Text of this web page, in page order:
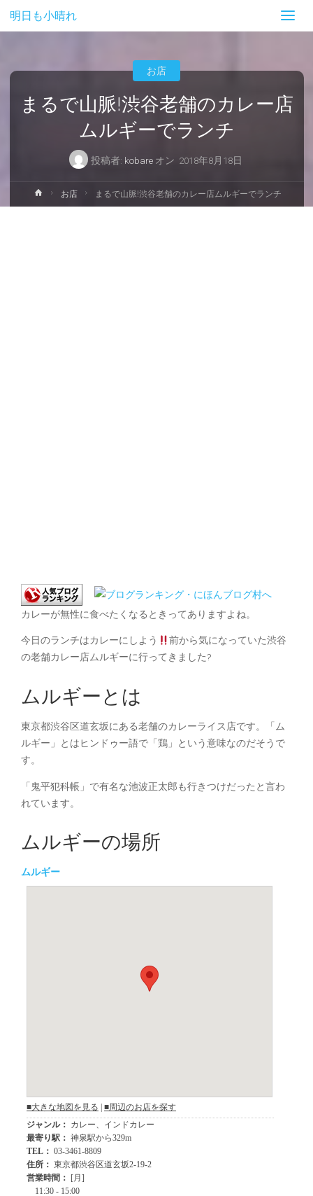
明日も小晴れ
まるで山脈!渋谷老舗のカレー店
ムルギーでランチ
投稿者: kobare オン 2018年8月18日
お店
ホ
ー
お店 まるで山脈!渋谷老舗のカレー店ムルギーでランチ
カレーが無性に食べたくなるときってありますよね。
今日のランチはカレーにしよう
前から気になっていた渋谷
の老舗カレー店ムルギーに行ってきました?
ムルギーとは
東京都渋谷区道玄坂にある老舗のカレーライス店です。「ム
ルギー」とはヒンドゥー語で「鶏」という意味なのだそうで
す。
「鬼平犯科帳」で有名な池波正太郎も行きつけだったと言わ
れています。
ムルギーの場所
ムルギー